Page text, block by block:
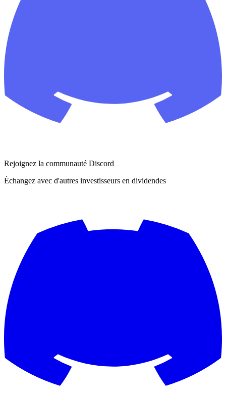
Rejoignez la communauté Discord
Échangez avec d'autres investisseurs en dividendes